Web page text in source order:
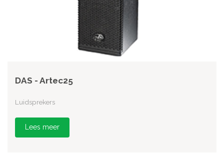
DAS - Artec25
Luidsprekers
Lees meer